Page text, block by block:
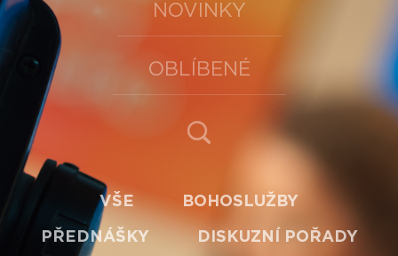
NOVINKY
OBLÍBENÉ
VŠE BOHOSLUŽBY
PŘEDNÁŠKY DISKUZNÍ POŘADY